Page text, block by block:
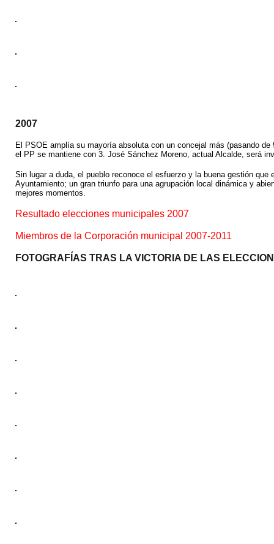
2007
El PSOE amplía su mayoría absoluta con un concejal más (pasando
el PP se mantiene con 3. José Sánchez Moreno, actual Alcalde, será
Sin lugar a duda, el pueblo reconoce el esfuerzo y la buena gestión que
Ayuntamiento; un gran triunfo para una agrupación local dinámica y
mejores momentos.
Resultado elecciones municipales 2007
Miembros de la Corporación municipal 2007-2011
FOTOGRAFÍAS TRAS LA VICTORIA DE LAS